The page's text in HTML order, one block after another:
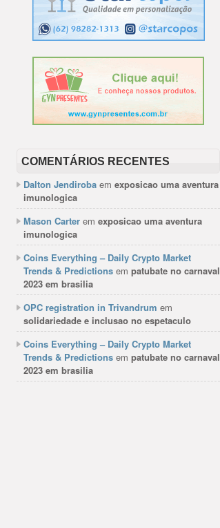
COMENTÁRIOS RECENTES
Dalton Jendiroba em exposicao uma aventura
imunologica
Mason Carter em exposicao uma aventura
imunologica
Coins Everything – Daily Crypto Market
Trends & Predictions em patubate no carnaval
2023 em brasilia
OPC registration in Trivandrum em
solidariedade e inclusao no espetaculo
Coins Everything – Daily Crypto Market
Trends & Predictions em patubate no carnaval
2023 em brasilia